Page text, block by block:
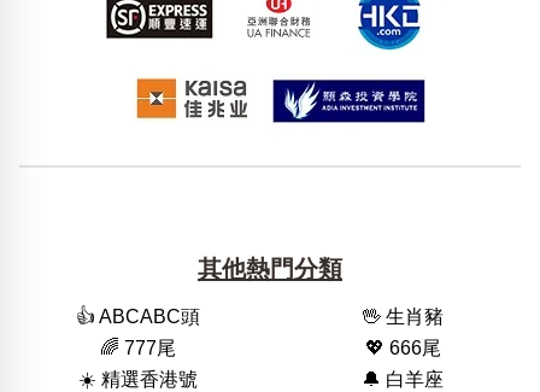
其他熱門分類
👍 ABCABC頭
🖖 生肖豬
🌈 777尾
💖 666尾
☀️ 精選香港號
🔔 白羊座